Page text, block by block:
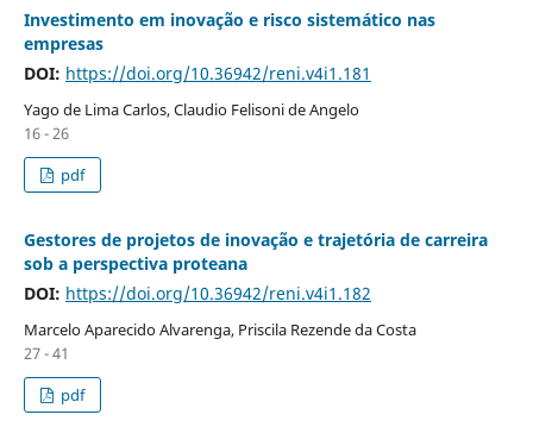
Investimento em inovação e risco sistemático nas
empresas
DOI: https://doi.org/10.36942/reni.v4i1.181
Yago de Lima Carlos, Claudio Felisoni de Angelo
16 - 26
pdf
Gestores de projetos de inovação e trajetória de carreira
sob a perspectiva proteana
DOI: https://doi.org/10.36942/reni.v4i1.182
Marcelo Aparecido Alvarenga, Priscila Rezende da Costa
27 - 41
pdf